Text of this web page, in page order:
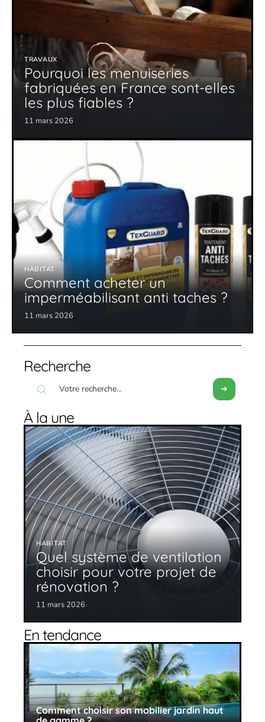
TRAVAUX
Pourquoi les menuiseries
fabriquées en France sont-elles
les plus fiables ?
11 mars 2026
HABITAT
Comment acheter un
imperméabilisant anti taches ?
11 mars 2026
Recherche
À la une
HABITAT
Quel système de ventilation
choisir pour votre projet de
rénovation ?
11 mars 2026
En tendance
Comment choisir son mobilier jardin haut